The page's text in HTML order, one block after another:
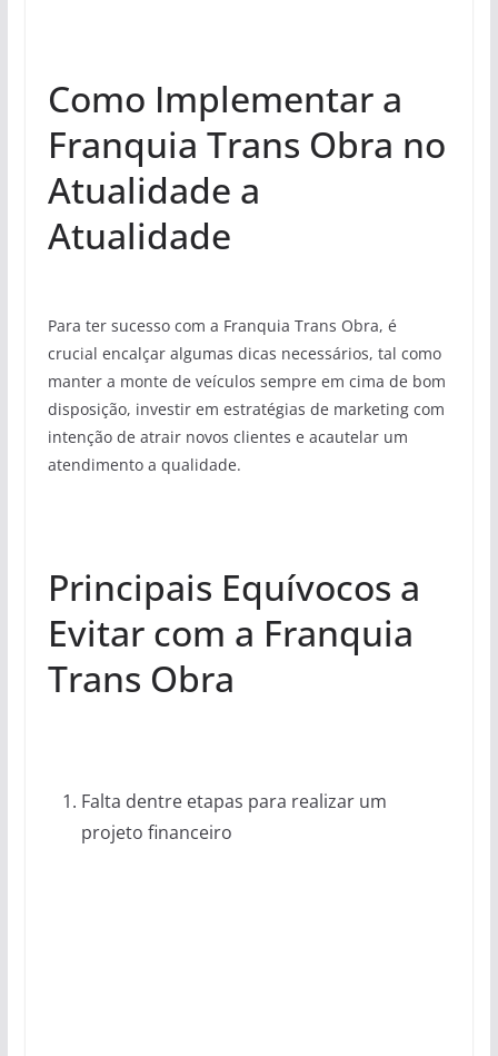
Como Implementar a
Franquia Trans Obra no
Atualidade a
Atualidade
Para ter sucesso com a Franquia Trans Obra, é
crucial encalçar algumas dicas necessários, tal como
manter a monte de veículos sempre em cima de bom
disposição, investir em estratégias de marketing com
intenção de atrair novos clientes e acautelar um
atendimento a qualidade.
Principais Equívocos a
Evitar com a Franquia
Trans Obra
Falta dentre etapas para realizar um
projeto financeiro